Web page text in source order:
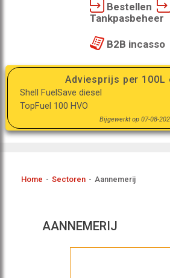
Bestellen
Tankpasbeheer
B2B incasso
Adviesprijs per 100L
Shell FuelSave diesel
TopFuel 100 HVO
Bijgewerkt op 07-08-
Home - Sectoren - Aannemerij
AANNEMERIJ